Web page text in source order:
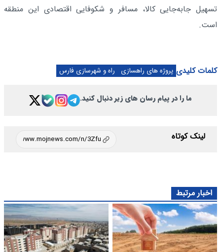
تسهیل جابه‌جایی کالا، مسافر و شکوفایی اقتصادی این منطقه
است.
کلمات کلیدی پروژه های راهسازی راه و شهرسازی فارس
ما را در پیام رسان های زیر دنبال کنید.
لینک کوتاه
اخبار مرتبط